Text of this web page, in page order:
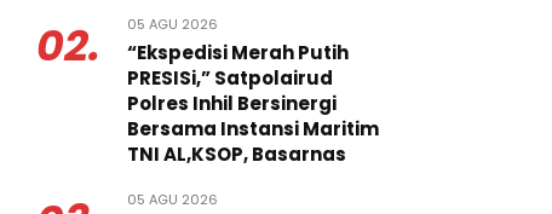
02. 05 AGU 2026
“Ekspedisi Merah Putih
PRESISi,” Satpolairud
Polres Inhil Bersinergi
Bersama Instansi Maritim
TNI AL,KSOP, Basarnas
05 AGU 2026